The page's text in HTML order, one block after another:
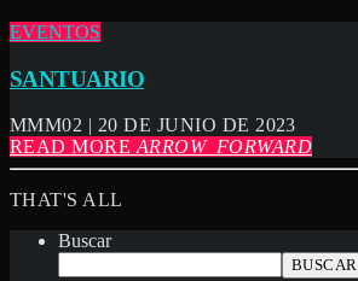
EVENTOS
SANTUARIO
MMM02 | 20 DE JUNIO DE 2023
READ MORE ARROW_FORWARD
THAT'S ALL
Buscar
BUSCAR